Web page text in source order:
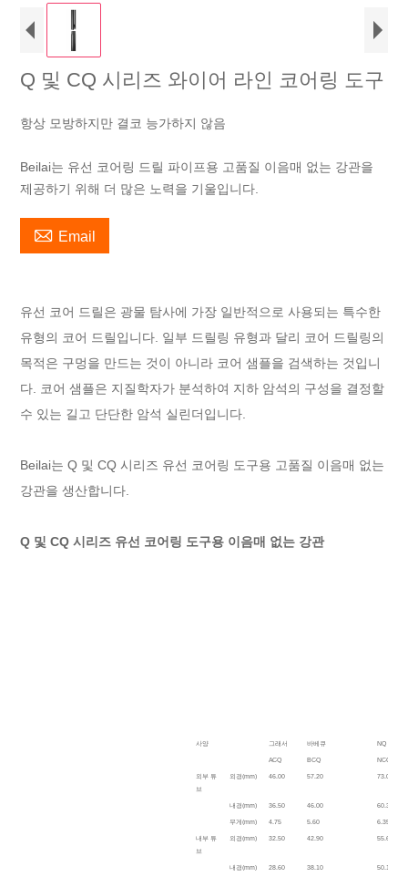
Q 및 CQ 시리즈 와이어 라인 코어링 도구
항상 모방하지만 결코 능가하지 않음
Beilai는 유선 코어링 드릴 파이프용 고품질 이음매 없는 강관을
제공하기 위해 더 많은 노력을 기울입니다.
 Email
유선 코어 드릴은 광물 탐사에 가장 일반적으로 사용되는 특수한
유형의 코어 드릴입니다. 일부 드릴링 유형과 달리 코어 드릴링의
목적은 구멍을 만드는 것이 아니라 코어 샘플을 검색하는 것입니
다. 코어 샘플은 지질학자가 분석하여 지하 암석의 구성을 결정할
수 있는 길고 단단한 암석 실린더입니다.
Beilai는 Q 및 CQ 시리즈 유선 코어링 도구용 고품질 이음매 없는
강관을 생산합니다.
Q 및 CQ 시리즈 유선 코어링 도구용 이음매 없는 강관
사양 그래서 바베큐 NQ
ACQ BCQ NCQ
외부 튜
브
외경(mm) 46.00 57.20 73.00
내경(mm) 36.50 46.00 60.30
무게(mm) 4.75 5.60 6.35
내부 튜
브
외경(mm) 32.50 42.90 55.60
내경(mm) 28.60 38.10 50.10